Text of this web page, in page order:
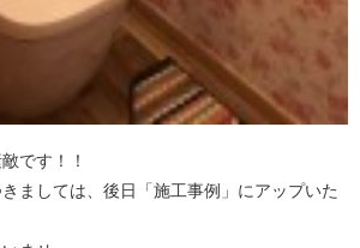
です！！
ましては、後日「施工事例」にアップいた